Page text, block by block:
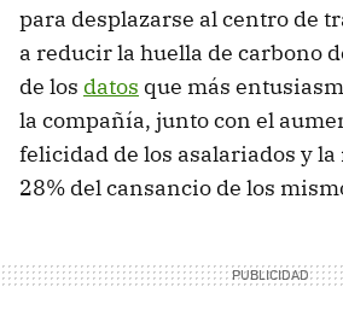
para desplazarse al centro de
a reducir la huella de carbono
de los datos que más
la compañía, junto con el
felicidad de los asalariados y
28% del cansancio de los